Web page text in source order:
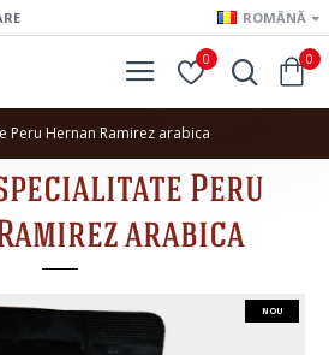
ROMÂNĂ
0 0
Peru Hernan Ramirez arabica
Peru
arabica
NOU